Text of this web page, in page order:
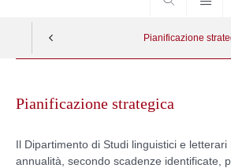
Pianificazione
contentPianificazione strategica
Il Dipartimento di Studi linguistici e letterari
annualità, secondo scadenze identificate,